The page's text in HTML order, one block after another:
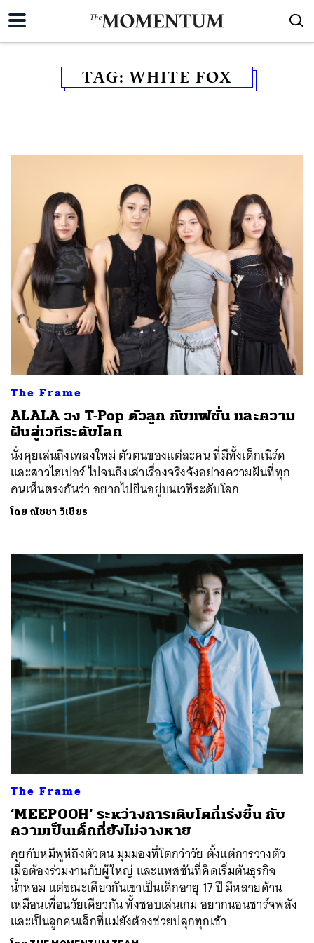
TAG:WHITE FOX
The Frame
ALALA วง T-Pop ตัวลูก กับแฟชั่น และความ
ฝันสู่เวทีระดับโลก
นั่งคุยเล่นถึงเพลงใหม่ ตัวตนของแต่ละคน ที่มีทั้งเด็กเนิร์ด
และสาวไฮเปอร์ ไปจนถึงเล่าเรื่องจริงจังอย่างความฝันที่ทุก
คนเห็นตรงกันว่า อยากไปยืนอยู่บนเวทีระดับโลก
โดย ณัชชา วิเชียร
The Frame
‘MEEPOOH’ ระหว่างการเติบโตที่เร่งขึ้น กับ
ความเป็นเด็กที่ยังไม่จางหาย
คุยกับหมีพูห์ถึงตัวตน มุมมองที่โตกว่าวัย ตั้งแต่การวางตัว
เมื่อต้องร่วมงานกับผู้ใหญ่ และแพสชันที่คิดเริ่มต้นธุรกิจ
น้ำหอม แต่ขณะเดียวกันเขาเป็นเด็กอายุ 17 ปี มีหลายด้าน
เหมือนเพื่อนวัยเดียวกัน ทั้งชอบเล่นเกม อยากนอนชาร์จพลัง
และเป็นลูกคนเล็กที่แม่ยังต้องช่วยปลุกทุกเช้า
SHARE TWEET LINE EMAIL